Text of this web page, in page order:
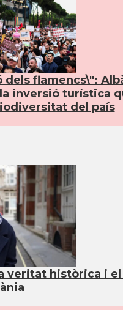
dels flamencs\":
inversió turística
del país
veritat històrica i el